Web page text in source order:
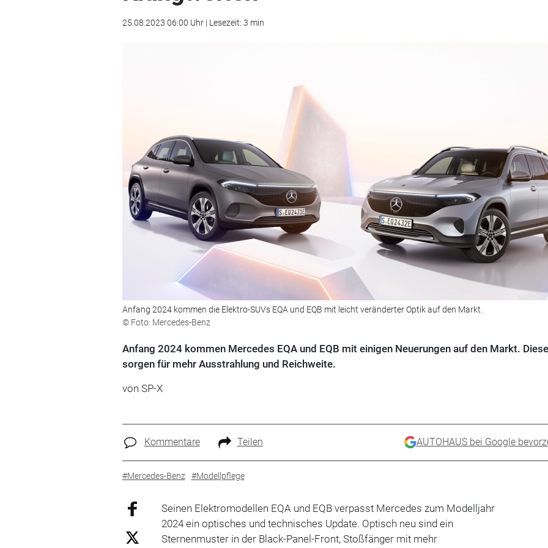
25.08.2023 06:00 Uhr | Lesezeit: 3 min
Anfang 2024 kommen die Elektro-SUVs EQA und EQB mit leicht veränderter Optik auf den Markt.
© Foto: Mercedes-Benz
Anfang 2024 kommen Mercedes EQA und EQB mit einigen Neuerungen auf den Markt. Diese
sorgen für mehr Ausstrahlung und Reichweite.
von SP-X
Kommentare Teilen AUTOHAUS bei Google
#Mercedes-Benz #Modellpflege
Seinen Elektromodellen EQA und EQB verpasst Mercedes zum Modelljahr
2024 ein optisches und technisches Update. Optisch neu sind ein
Sternenmuster in der Black-Panel-Front, Stoßfänger mit mehr